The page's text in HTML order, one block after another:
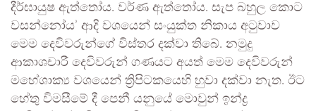
දීර්ඝායුෂ ඇත්තෝය. වර්ණ ඇත්තෝය. සැප බහුල කොට
වසන්නෝය’ ආදි වශයෙන් සංයුක්ත නිකාය අටුවාව
මෙම දෙවිවරුන්ගේ විස්තර දක්වා තිබේ. නමුදු
ආකාශචාරී දෙවිවරුන් ගණයට අයත් මෙම දෙවිවරුන්
මහේශාක්‍ය වශයෙන් ත්‍රිපිටකයෙහි හුවා දක්වා නැත. ඊට
හේතු විමසීමේ දී පෙනී යනුයේ මොවුන් ඉන්ද්‍ර